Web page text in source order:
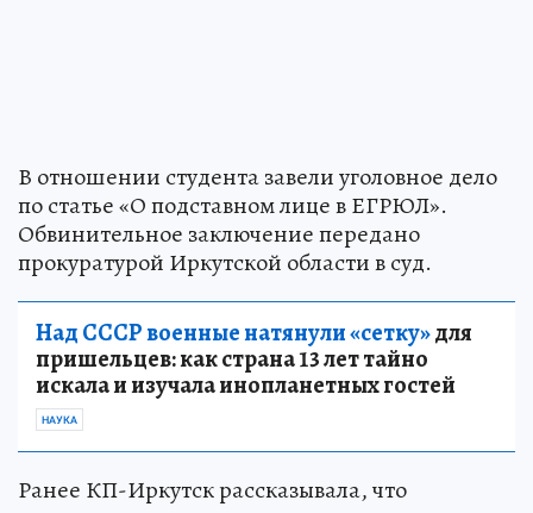
В отношении студента завели уголовное дело
по статье «О подставном лице в ЕГРЮЛ».
Обвинительное заключение передано
прокуратурой Иркутской области в суд.
Над СССР военные натянули «сетку»для
пришельцев: как страна 13 лет тайно
искала и изучала инопланетных гостей
НАУКА
Ранее КП-Иркутск рассказывала, что